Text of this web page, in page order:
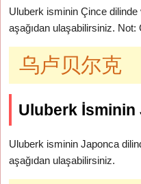
Uluberk isminin Çince dilinde
aşağıdan ulaşabilirsiniz. Not:
乌卢贝尔克
Uluberk İsminin
Uluberk isminin Japonca
aşağıdan ulaşabilirsiniz.